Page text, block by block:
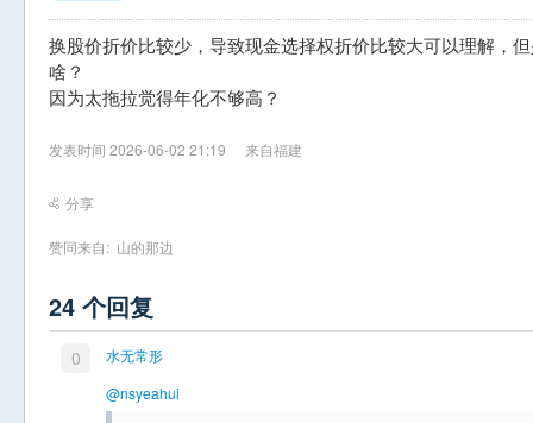
换股价折价比较少，导致现金选择权折价比较大可以理解，
啥？
因为太拖拉觉得年化不够高？
发表时间 2026-06-02 21:19 来自福建
分享
赞同来自: 山的那边
24 个回复
0
水无常形
@nsyeahui